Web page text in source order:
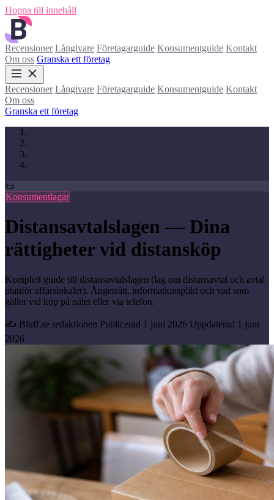
Hoppa till innehåll
Recensioner Långivare Företagarguide Konsumentguide Kontakt
Om oss Granska ett företag
Recensioner Långivare Företagarguide Konsumentguide Kontakt
Om oss
Granska ett företag
📜
Konsumentlagar
Distansavtalslagen — Dina
rättigheter vid distansköp
Komplett guide till distansavtalslagen (lag om distansavtal och avtal
utanför affärslokaler). Ångerrätt, informationsplikt och vad som
gäller vid köp på nätet eller via telefon.
✍ Bluff.se redaktionen Publicerad 1 juni 2026 Uppdaterad 1 juni
2026